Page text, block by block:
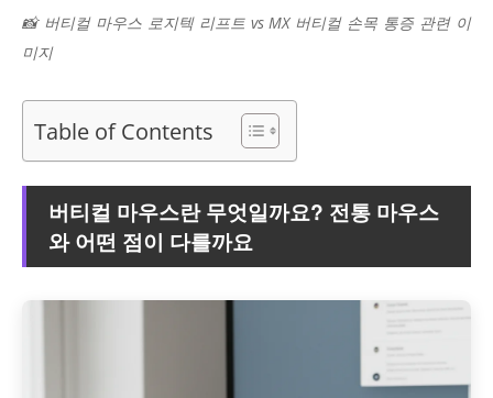
📸 버티컬 마우스 로지텍 리프트 vs MX 버티컬 손목 통증 관련 이
미지
Table of Contents
버티컬 마우스란 무엇일까요? 전통 마우스
와 어떤 점이 다를까요